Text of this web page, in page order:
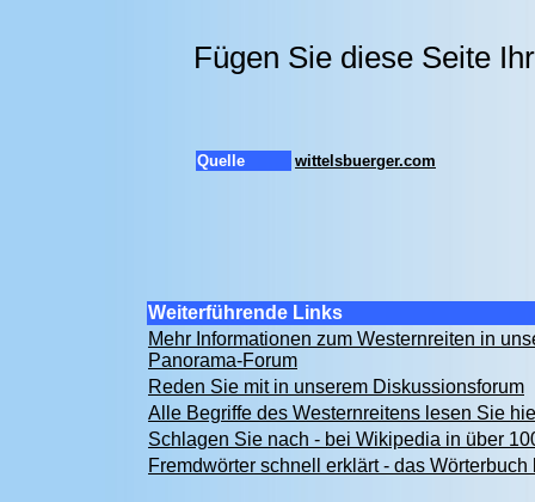
Fügen Sie diese Seite
Quelle wittelsbuerger.com
Weiterführende Links
Mehr Informationen zum Westernreiten in
Panorama-Forum
Reden Sie mit in unserem Diskussionsforum
Alle Begriffe des Westernreitens lesen Sie
Schlagen Sie nach - bei Wikipedia in über
Fremdwörter schnell erklärt - das Wörterbuch